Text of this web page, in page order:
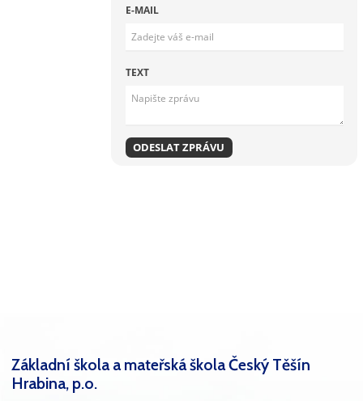
E-MAIL
TEXT
Základní škola a mateřská škola Český Těšín
Hrabina, p.o.